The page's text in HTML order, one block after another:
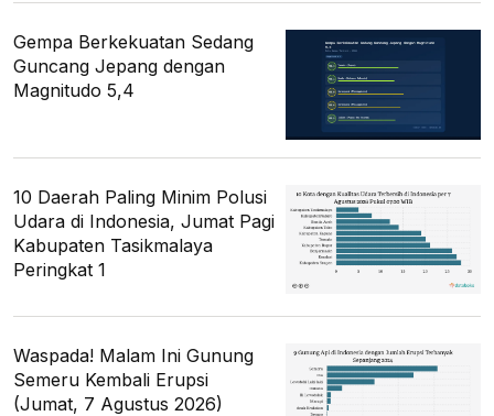
Gempa Berkekuatan Sedang
Guncang Jepang dengan
Magnitudo 5,4
10 Daerah Paling Minim Polusi
Udara di Indonesia, Jumat Pagi
Kabupaten Tasikmalaya
Peringkat 1
Waspada! Malam Ini Gunung
Semeru Kembali Erupsi
(Jumat, 7 Agustus 2026)